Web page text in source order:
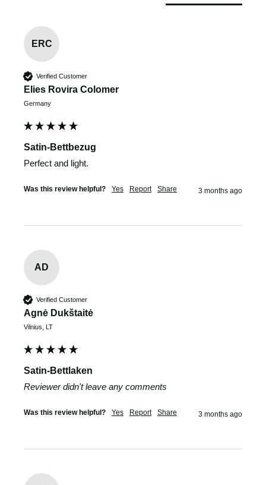
ERC
Verified Customer
Elies Rovira Colomer
Germany
Satin-Bettbezug
Perfect and light.
Was this review helpful? Yes Report Share 3 months ago
AD
Verified Customer
Agnė Dukštaitė
Vilnius, LT
Satin-Bettlaken
Reviewer didn't leave any comments
Was this review helpful? Yes Report Share 3 months ago